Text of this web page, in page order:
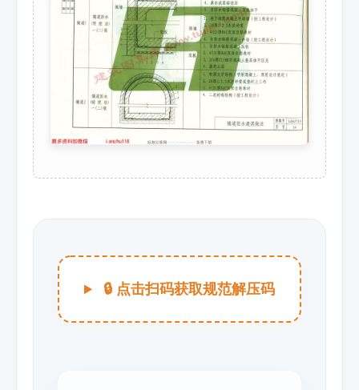
🔒 点击扫码获取规范解压码